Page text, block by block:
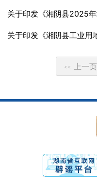
<< 上一页